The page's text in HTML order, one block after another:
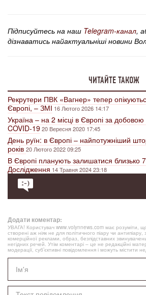
Підписуйтесь на наш Telegram-канал,
дізнаватись найактуальніші новини
ЧИТАЙТЕ ТАКОЖ
Рекрутери ПВК «Вагнер» тепер
Європі, – ЗМІ 16 Лютого 2026 14:17
Україна – на 2 місці в Європі за добовою
COVID-1920 Вересня 2020 17:45
День руїн: в Європі – найпотужніший
років20 Лютого 2022 09:25
В Європі планують залишатися близько
Дослідження 14 Травня 2024 23:18
Додати коментар:
УВАГА! Користувач www.volynnews.com має розуміти,
створені аж ніяк не для політичного піару чи антипіару,
комерційної реклами, образ, безпідставних
негідних речей. Утім коментарі – це не редакційні
модерації, суб’єктивні повідомлення і можуть містити